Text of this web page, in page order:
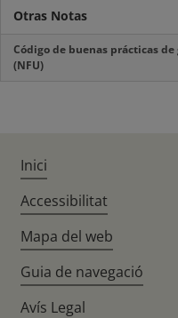
Otras Notas
Código de buenas prácticas
(NFU)
Inici
Accessibilitat
Mapa del web
Guia de navegació
Avís Legal